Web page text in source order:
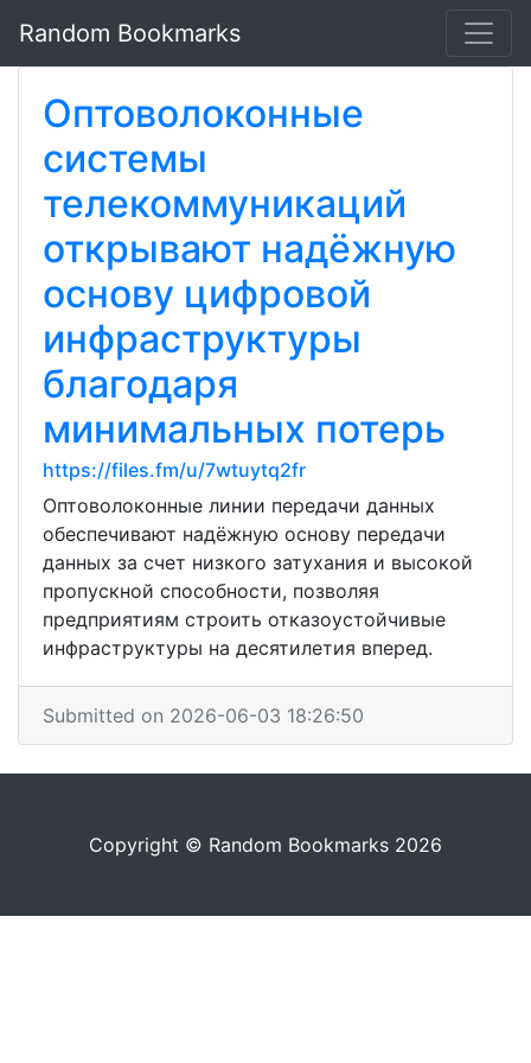
Random Bookmarks
Оптоволоконные
системы
телекоммуникаций
открывают надёжную
основу цифровой
инфраструктуры
благодаря
минимальных потерь
https://files.fm/u/7wtuytq2fr
Оптоволоконные линии передачи данных
обеспечивают надёжную основу передачи
данных за счет низкого затухания и высокой
пропускной способности, позволяя
предприятиям строить отказоустойчивые
инфраструктуры на десятилетия вперед.
Submitted on 2026-06-03 18:26:50
Copyright © Random Bookmarks 2026